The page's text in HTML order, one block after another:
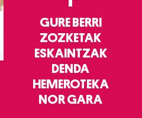
GURE BERRI
ZOZKETAK
ESKAINTZAK
DENDA
HEMEROTEKA
NOR GARA